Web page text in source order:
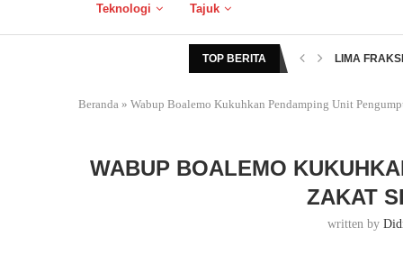
Teknologi Tajuk
TOP BERITA LIMA
Beranda » Wabup Boalemo Kukuhkan Pendamping Unit
WABUP BOALEMO
ZAKAT
written by